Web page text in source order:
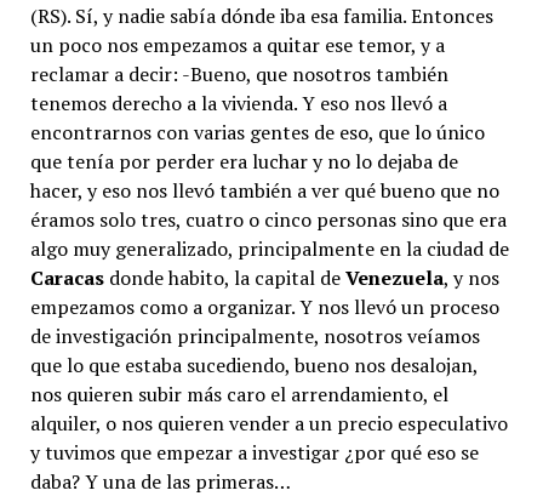
(RS). Sí, y nadie sabía dónde iba esa familia. Entonces
un poco nos empezamos a quitar ese temor, y a
reclamar a decir: -Bueno, que nosotros también
tenemos derecho a la vivienda. Y eso nos llevó a
encontrarnos con varias gentes de eso, que lo único
que tenía por perder era luchar y no lo dejaba de
hacer, y eso nos llevó también a ver qué bueno que no
éramos solo tres, cuatro o cinco personas sino que era
algo muy generalizado, principalmente en la ciudad de
Caracasdonde habito, la capital deVenezuela, y nos
empezamos como a organizar. Y nos llevó un proceso
de investigación principalmente, nosotros veíamos
que lo que estaba sucediendo, bueno nos desalojan,
nos quieren subir más caro el arrendamiento, el
alquiler, o nos quieren vender a un precio especulativo
y tuvimos que empezar a investigar ¿por qué eso se
daba? Y una de las primeras…